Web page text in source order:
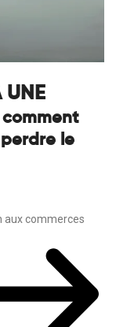
UNE
perdre le
aux commerces